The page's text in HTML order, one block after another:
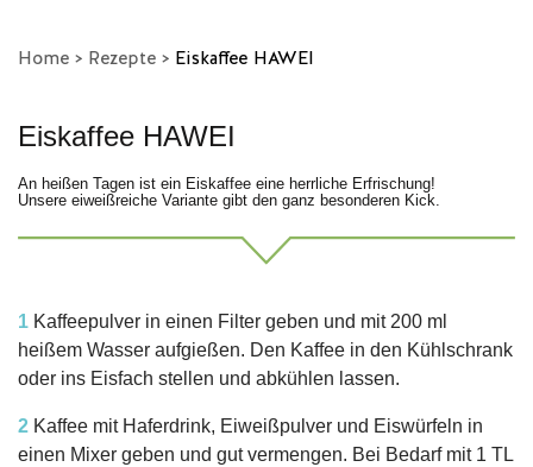
Home > Rezepte > Eiskaffee HAWEI
Eiskaffee HAWEI
An heißen Tagen ist ein Eiskaffee eine herrliche Erfrischung!
Unsere eiweißreiche Variante gibt den ganz besonderen Kick.
1 Kaffeepulver in einen Filter geben und mit 200 ml
heißem Wasser aufgießen. Den Kaffee in den Kühlschrank
oder ins Eisfach stellen und abkühlen lassen.
2 Kaffee mit Haferdrink, Eiweißpulver und Eiswürfeln in
einen Mixer geben und gut vermengen. Bei Bedarf mit 1 TL